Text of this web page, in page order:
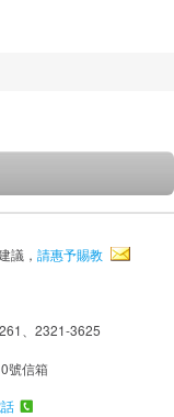
議， 請惠予賜教
、2321-3625
號信箱